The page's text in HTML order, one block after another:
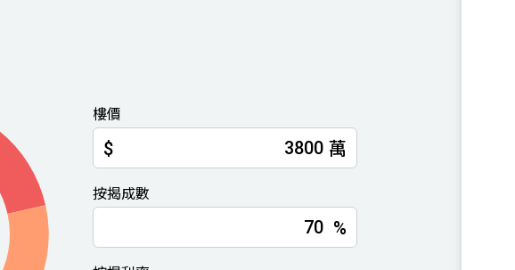
樓價
$ 萬
按揭成數
%